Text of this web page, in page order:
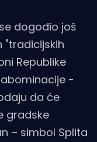
dogodio još
"tradicijskih
Republike
-
da će
gradske
– simbol Splita